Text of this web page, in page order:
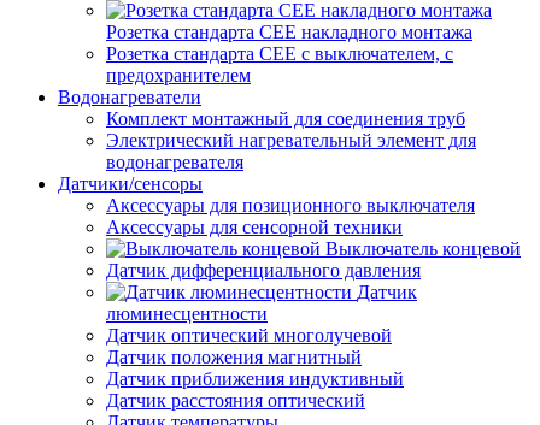
Розетка стандарта СЕЕ накладного монтажа
Розетка стандарта СЕЕ с выключателем, с
предохранителем
Водонагреватели
Комплект монтажный для соединения труб
Электрический нагревательный элемент для
водонагревателя
Датчики/сенсоры
Аксессуары для позиционного выключателя
Аксессуары для сенсорной техники
Выключатель концевой
Датчик дифференциального давления
Датчик
люминесцентности
Датчик оптический многолучевой
Датчик положения магнитный
Датчик приближения индуктивный
Датчик расстояния оптический